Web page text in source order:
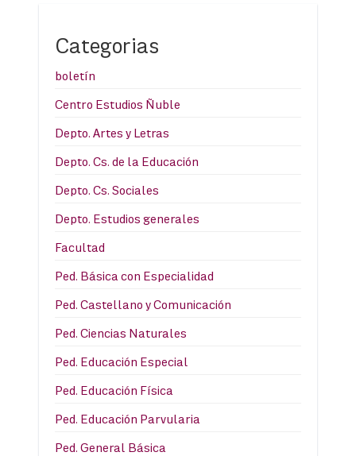
Categorias
boletín
Centro Estudios Ñuble
Depto. Artes y Letras
Depto. Cs. de la Educación
Depto. Cs. Sociales
Depto. Estudios generales
Facultad
Ped. Básica con Especialidad
Ped. Castellano y Comunicación
Ped. Ciencias Naturales
Ped. Educación Especial
Ped. Educación Física
Ped. Educación Parvularia
Ped. General Básica